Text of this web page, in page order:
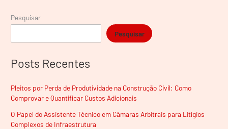
Pesquisar
Pesquisar
Posts Recentes
Pleitos por Perda de Produtividade na Construção Civil: Como
Comprovar e Quantificar Custos Adicionais
O Papel do Assistente Técnico em Câmaras Arbitrais para Litígios
Complexos de Infraestrutura